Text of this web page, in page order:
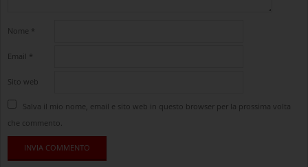
Nome *
Email *
Sito web
Salva il mio nome, email e sito web in questo browser per la prossima volta
che commento.